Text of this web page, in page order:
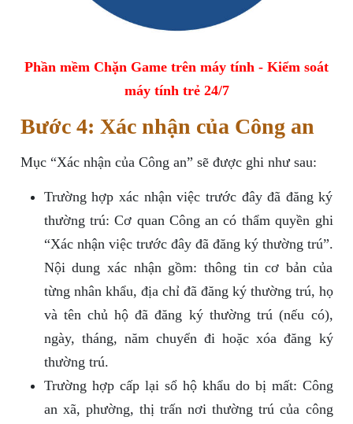
Phần mềm Chặn Game trên máy tính - Kiểm soát
máy tính trẻ 24/7
Bước 4: Xác nhận của Công an
Mục “Xác nhận của Công an” sẽ được ghi như sau:
Trường hợp xác nhận việc trước đây đã đăng ký
thường trú: Cơ quan Công an có thẩm quyền ghi
“Xác nhận việc trước đây đã đăng ký thường trú”.
Nội dung xác nhận gồm: thông tin cơ bản của
từng nhân khẩu, địa chỉ đã đăng ký thường trú, họ
và tên chủ hộ đã đăng ký thường trú (nếu có),
ngày, tháng, năm chuyển đi hoặc xóa đăng ký
thường trú.
Trường hợp cấp lại sổ hộ khẩu do bị mất: Công
an xã, phường, thị trấn nơi thường trú của công